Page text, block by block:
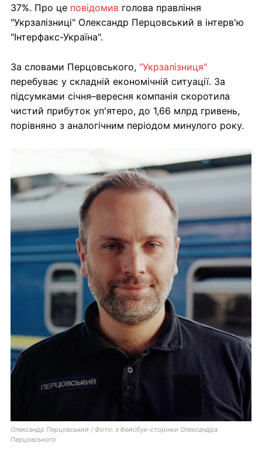
37%. Про це повідомив голова правління
"Укрзалізниці" Олександр Перцовський в інтерв'ю
"Інтерфакс-Україна".
За словами Перцовського, "Укрзалізниця"
перебуває у складній економічній ситуації. За
підсумками січня–вересня компанія скоротила
чистий прибуток уп'ятеро, до 1,66 млрд гривень,
порівняно з аналогічним періодом минулого року.
Олександр Перцовський / Фото: з Фейсбук-сторінки Олександра
Перцовського